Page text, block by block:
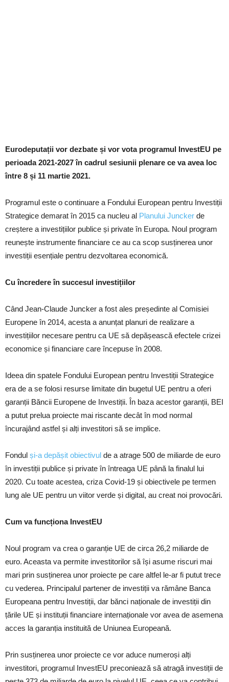
Eurodeputații vor dezbate și vor vota programul InvestEU pe
perioada 2021-2027 în cadrul sesiunii plenare ce va avea loc
între 8 și 11 martie 2021.
Programul este o continuare a Fondului European pentru Investiții
Strategice demarat în 2015 ca nucleu al Planului Juncker de
creștere a investițiilor publice și private în Europa. Noul program
reunește instrumente financiare ce au ca scop susținerea unor
investiții esențiale pentru dezvoltarea economică.
Cu încredere în succesul investițiilor
Când Jean-Claude Juncker a fost ales președinte al Comisiei
Europene în 2014, acesta a anunțat planuri de realizare a
investițiilor necesare pentru ca UE să depășească efectele crizei
economice și financiare care începuse în 2008.
Ideea din spatele Fondului European pentru Investiții Strategice
era de a se folosi resurse limitate din bugetul UE pentru a oferi
garanții Băncii Europene de Investiții. În baza acestor garanții, BEI
a putut prelua proiecte mai riscante decât în mod normal
încurajând astfel și alți investitori să se implice.
Fondul și-a depășit obiectivul de a atrage 500 de miliarde de euro
în investiții publice și private în întreaga UE până la finalul lui
2020. Cu toate acestea, criza Covid-19 și obiectivele pe termen
lung ale UE pentru un viitor verde și digital, au creat noi provocări.
Cum va funcționa InvestEU
Noul program va crea o garanție UE de circa 26,2 miliarde de
euro. Aceasta va permite investitorilor să își asume riscuri mai
mari prin susținerea unor proiecte pe care altfel le-ar fi putut trece
cu vederea. Principalul partener de investiții va rămâne Banca
Europeana pentru Investiții, dar bănci naționale de investiții din
țările UE și instituții financiare internaționale vor avea de asemena
acces la garanția instituită de Uniunea Europeană.
Prin susținerea unor proiecte ce vor aduce numeroși alți
investitori, programul InvestEU preconiează să atragă investiții de